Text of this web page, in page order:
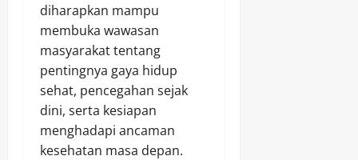
diharapkan mampu
membuka wawasan
masyarakat tentang
pentingnya gaya hidup
sehat, pencegahan sejak
dini, serta kesiapan
menghadapi ancaman
kesehatan masa depan.